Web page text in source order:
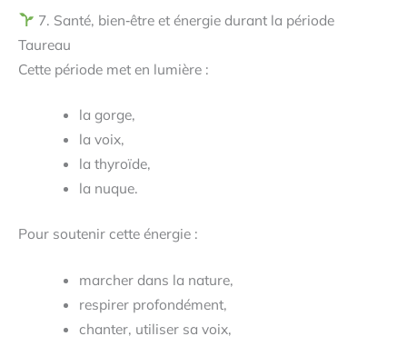
7. Santé, bien‑être et énergie durant la période
Taureau
Cette période met en lumière :
la gorge,
la voix,
la thyroïde,
la nuque.
Pour soutenir cette énergie :
marcher dans la nature,
respirer profondément,
chanter, utiliser sa voix,